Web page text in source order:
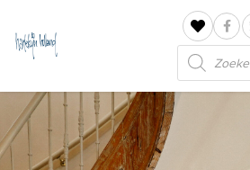
Producten
zoeken